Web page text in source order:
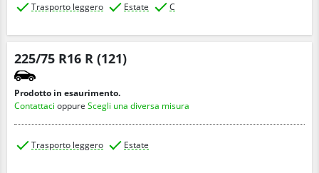
Trasporto leggero Estate C
225/75 R16 R (121)
Prodotto in esaurimento.
Contattaci oppure Scegli una diversa misura
Trasporto leggero Estate